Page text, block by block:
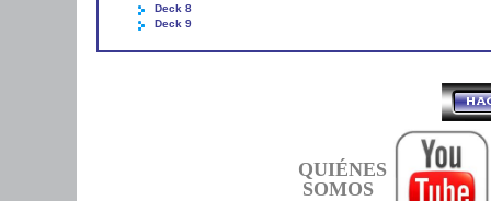
Deck 8
Deck 9
QUIÉNES
SOMOS